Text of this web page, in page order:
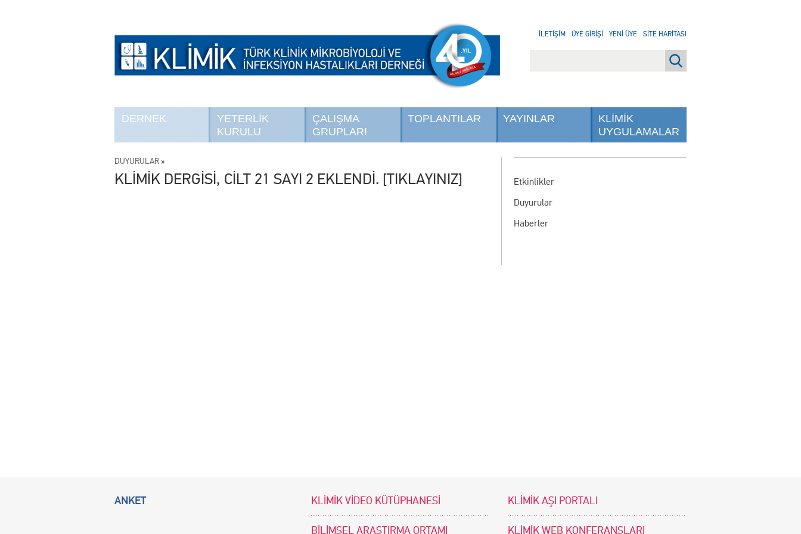
DERNEK
YETERLİK
KURULU
ÇALIŞMA
GRUPLARI
TOPLANTILAR YAYINLAR
KLİMİK
UYGULAMALAR
İLETİŞİM ÜYE GİRİŞİ YENİ ÜYE SİTE HARİTASI
Etkinlikler
Duyurular
Haberler
DUYURULAR »
KLİMİK DERGİSİ, CİLT 21 SAYI 2 EKLENDİ. [TIKLAYINIZ]
ANKET KLİMİK VİDEO KÜTÜPHANESİ KLİMİK AŞI PORTALI
BİLİMSEL ARAŞTIRMA ORTAMI KLİMİK WEB KONFERANSLARI